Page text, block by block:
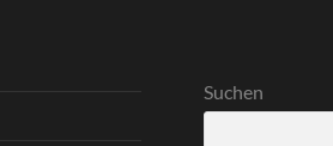
Suchen